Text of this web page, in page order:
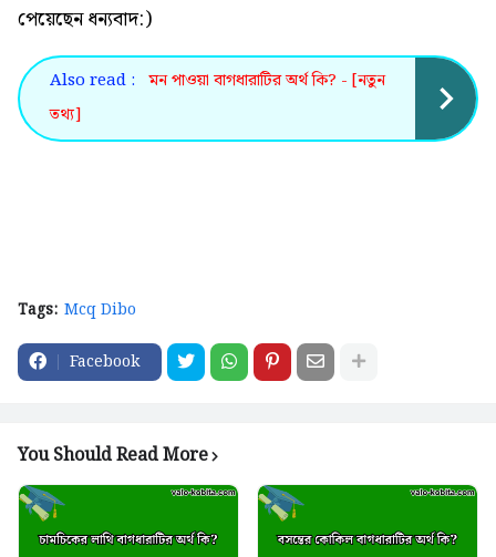
পেয়েছেন ধন্যবাদ:)
Also read : মন পাওয়া বাগধারাটির অর্থ কি? - [নতুন
তথ্য]
Tags: Mcq Dibo
Facebook
You Should Read More